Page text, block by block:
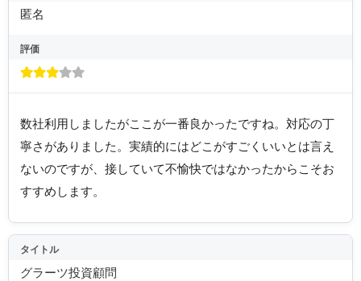
匿名
評価
数社利用しましたがここが一番良かったですね。対応の丁
寧さがありました。実績的にはどこがすごくいいとは言え
ないのですが、接していて不愉快ではなかったからこそお
すすめします。
タイトル
グラーツ投資顧問